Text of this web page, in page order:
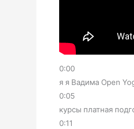
0:00
я я Вадима Open
0:05
курсы платная
0:11